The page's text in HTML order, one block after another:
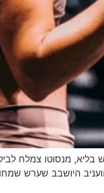
מנסוטו צמלח
היושבב שערש